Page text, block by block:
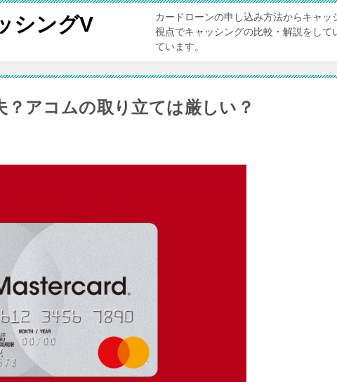
シングV
カードローンの申し込み方法からキャ
視点でキャッシングの比較・解説をし
ています。
アコムの取り立ては厳しい？